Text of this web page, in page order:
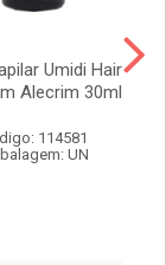
Umidi Hair
Alecrim 30ml
114581
UN